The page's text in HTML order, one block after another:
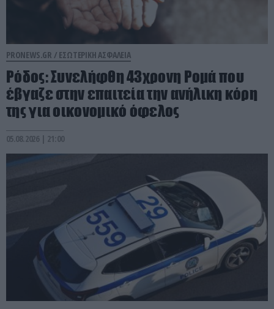
PRONEWS.GR / ΕΣΩΤΕΡΙΚΗ ΑΣΦΑΛΕΙΑ
Ρόδος: Συνελήφθη 43χρονη Ρομά που
έβγαζε στην επαιτεία την ανήλικη κόρη
της για οικονομικό όφελος
05.08.2026 | 21:00